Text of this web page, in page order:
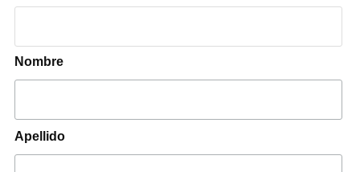
Nombre
Apellido